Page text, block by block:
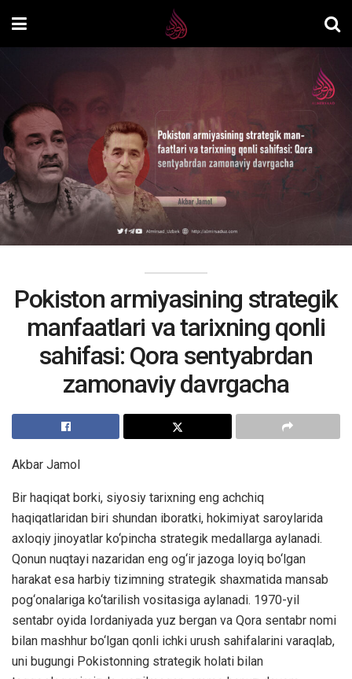
Pokiston armiyasining strategik
manfaatlari va tarixning qonli
sahifasi: Qora sentyabrdan
zamonaviy davrgacha
Akbar Jamol
Bir haqiqat borki, siyosiy tarixning eng achchiq
haqiqatlaridan biri shundan iboratki, hokimiyat saroylarida
axloqiy jinoyatlar ko‘pincha strategik medallarga aylanadi.
Qonun nuqtayi nazaridan eng og‘ir jazoga loyiq bo‘lgan
harakat esa harbiy tizimning strategik shaxmatida mansab
pog‘onalariga ko‘tarilish vositasiga aylanadi. 1970-yil
sentabr oyida Iordaniyada yuz bergan va Qora sentabr nomi
bilan mashhur bo‘lgan qonli ichki urush sahifalarini varaqlab,
uni bugungi Pokistonning strategik holati bilan